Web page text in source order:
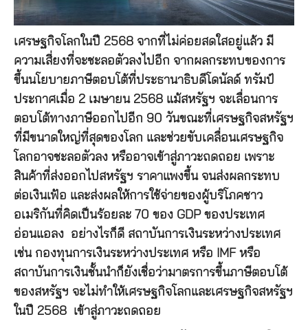
เศรษฐกิจโลกในปี 2568 จากที่ไม่ค่อยสดใสอยู่แล้ว มี
ความเสี่ยงที่จะชะลอตัวลงไปอีก จากผลกระทบของการ
ขึ้นนโยบายภาษีตอบโต้ที่ประธานาธิบดีโดนัลด์ ทรัมป์
ประกาศเมื่อ 2 เมษายน 2568 แม้สหรัฐฯ จะเลื่อนการ
ตอบโต้ทางภาษีออกไปอีก 90 วันขณะที่เศรษฐกิจสหรัฐฯ
ที่มีขนาดใหญ่ที่สุดของโลก และช่วยขับเคลื่อนเศรษฐกิจ
โลกอาจชะลอตัวลง หรืออาจเข้าสู่ภาวะถดถอย เพราะ
สินค้าที่ส่งออกไปสหรัฐฯ ราคาแพงขึ้น จนส่งผลกระทบ
ต่อเงินเฟ้อ และส่งผลให้การใช้จ่ายของผู้บริโภคชาว
อเมริกันที่คิดเป็นร้อยละ 70 ของ GDP ของประเทศ
อ่อนแอลง อย่างไรก็ดี สถาบันการเงินระหว่างประเทศ
เช่น กองทุนการเงินระหว่างประเทศ หรือ IMF หรือ
สถาบันการเงินชั้นนำก็ยังเชื่อว่ามาตรการขึ้นภาษีตอบโต้
ของสหรัฐฯ จะไม่ทำให้เศรษฐกิจโลกและเศรษฐกิจสหรัฐฯ
ในปี 2568 เข้าสู่ภาวะถดถอย